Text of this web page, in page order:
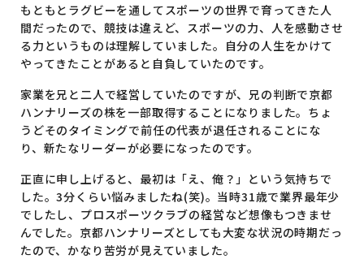
もともとラグビーを通してスポーツの世界で育ってきた人
間だったので、競技は違えど、スポーツの力、人を感動させ
る力というものは理解していました。自分の人生をかけて
やってきたことがあると自負していたのです。
家業を兄と二人で経営していたのですが、兄の判断で京都
ハンナリーズの株を一部取得することになりました。ちょ
うどそのタイミングで前任の代表が退任されることにな
り、新たなリーダーが必要になったのです。
正直に申し上げると、最初は「え、俺？」という気持ちで
した。3分くらい悩みましたね(笑)。当時31歳で業界最年少
でしたし、プロスポーツクラブの経営など想像もつきませ
んでした。京都ハンナリーズとしても大変な状況の時期だっ
たので、かなり苦労が見えていました。